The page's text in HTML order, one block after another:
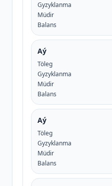
Gyzyklanma
Müdir
Balans
Aý
Töleg
Gyzyklanma
Müdir
Balans
Aý
Töleg
Gyzyklanma
Müdir
Balans